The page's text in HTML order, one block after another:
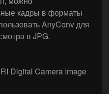
кадры в форматы
AnyConv для
в JPG.
Digital Camera Image